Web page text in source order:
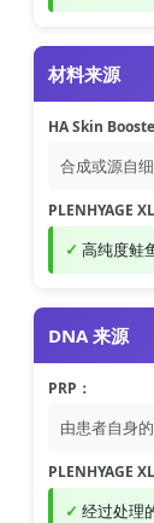
材料来源
HA Skin
合成或源自
PLENHYAGE
高纯度鲑
DNA 来源
PRP：
由患者自身的
PLENHYAGE
经过处理